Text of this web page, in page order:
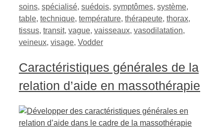
soins, spécialisé, suédois, symptômes, système,
table, technique, température, thérapeute, thorax,
tissus, transit, vague, vaisseaux, vasodilatation,
veineux, visage, Vodder
Caractéristiques générales de la
relation d’aide en massothérapie